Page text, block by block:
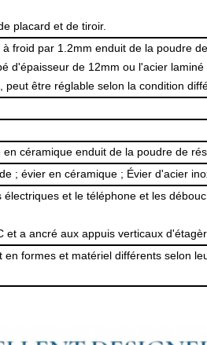
placard et de tiroir.
froid par 1.2mm enduit de la poudre
d'épaisseur de 12mm ou l'acier
être réglable selon la condition
céramique enduit de la poudre de
; évier en céramique ; Évier d'acier
et le téléphone et les
et a ancré aux appuis verticaux
formes et matériel différents selon